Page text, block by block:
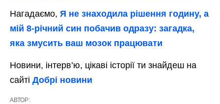
Нагадаємо, Я не знаходила рішення годину, а
мій 8-річний син побачив одразу: загадка,
яка змусить ваш мозок працювати
Новини, інтерв’ю, цікаві історії ти знайдеш на
сайті Добрі новини
АВТОР: